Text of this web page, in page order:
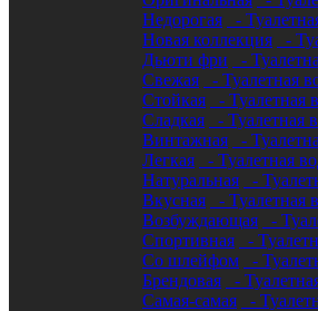
Недорогая
-
Новая коллекция
-
Дьюти фри
-
Свежая
- Туалетная
Стойкая
- Туалетная
Сладкая
- Туалетная
Винтажная
-
Легкая
- Туалетная
Натуральная
-
Вкусная
- Туалетная
Возбуждающая
-
Спортивная
-
Со шлейфом
-
Брендовая
-
Самая-самая
-